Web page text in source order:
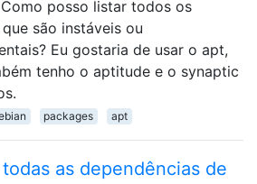
posso listar todos os
são instáveis ​​ou
Eu gostaria de usar o apt,
tenho o aptitude e o synaptic
packages apt
as dependências de